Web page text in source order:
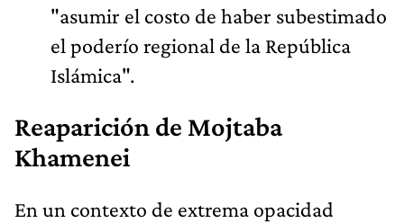
"asumir el costo de haber subestimado
el poderío regional de la República
Islámica".
Reaparición de Mojtaba
Khamenei
En un contexto de extrema opacidad